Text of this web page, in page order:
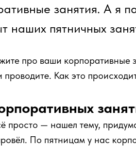
занятия. А я
наших пятничных
про ваши корпоративные
проводите. Как это
просто — нашел тему,
По пятницам у нас